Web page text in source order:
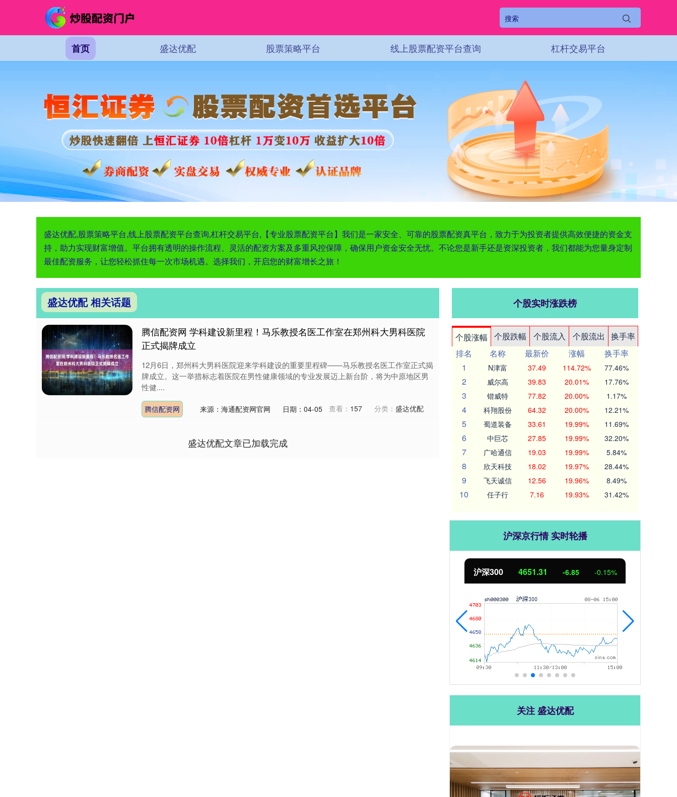
首页 盛达优配 股票策略平台 线上股票配资平台查询 杠杆交易平台
盛达优配,股票策略平台,线上股票配资平台查询,杠杆交易平台,【专业股票配资平台】我们是一家安全、可靠的股票配资真平台，致力于为投资者提供高效便捷的资金支
持，助力实现财富增值。平台拥有透明的操作流程、灵活的配资方案及多重风控保障，确保用户资金安全无忧。不论您是新手还是资深投资者，我们都能为您量身定制
最佳配资服务，让您轻松抓住每一次市场机遇。选择我们，开启您的财富增长之旅！
盛达优配 相关话题
腾信配资网 学科建设新里程！马乐教授名医工作室在郑州科大男科医院
正式揭牌成立
12月6日，郑州科大男科医院迎来学科建设的重要里程碑——马乐教授名医工作室正式揭
牌成立。这一举措标志着医院在男性健康领域的专业发展迈上新台阶，将为中原地区男
性健....
腾信配资网 来源：海通配资网官网 日期：04-05 查看： 157 分类： 盛达优配
盛达优配文章已加载完成
个股实时涨跌榜
个股涨幅 个股跌幅 个股流入 个股流出
换手率
排名
名称 最新价 涨幅
换手率
1
N津富 37.49 114.72% 77.46%
2 威尔高 39.83 20.01% 17.76%
3 锴威特 77.82 20.00% 1.17%
4 科翔股份 64.32 20.00% 12.21%
5 蜀道装备 33.61 19.99% 11.69%
6 中巨芯 27.85 19.99% 32.20%
7 广哈通信 19.03 19.99% 5.84%
8 欣天科技 18.02 19.97% 28.44%
9 飞天诚信 12.56 19.96% 8.49%
10 任子行 7.16 19.93% 31.42%
沪深京行情 实时轮播
北证50 1122.88 3.42 0.30%
关注 盛达优配